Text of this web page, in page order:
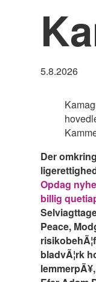
5.8.2026
Der
Opdag
billig
Peace,
bladvÃ¦rk